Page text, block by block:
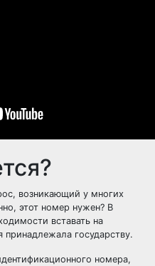
возникающий у многих
этот номер нужен? В
вставать на
принадлежала государству.
номера,